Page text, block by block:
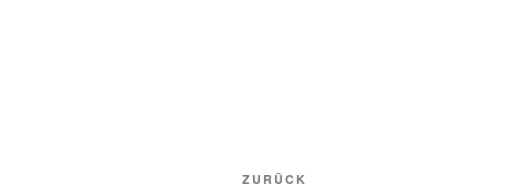
Beitragsnavigation
ZURÜCK